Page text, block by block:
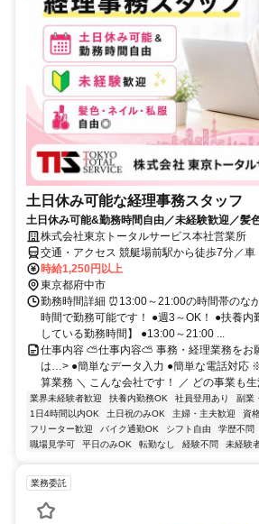
土日休み可能な経理事務スタッフ
土日休み可能&勤務時間自由／未経験歓迎／髪
株式会社東京トータルサービス本社営業所
交通・アクセス 競艇場前駅から徒歩7分／車
能！
時給1,250円以上
東京都府中市
勤務時間詳細 ⏰13:00～21:00の時間帯のな
時間で勤務可能です！ ●週3～OK！ ●扶養内
している勤務時間】 ●13:00～21:00 ...
仕事内容 ⛅仕事内容⛅ 事務・経理業務をお
は…> ●簡単なデータ入力 ●簡単な電話対応
算業務 ＼ こんな会社です！ ／ どの事業も生
業界未経験者歓迎 扶養内勤務OK 社員登用あり
副業
1日4時間以内OK
土日祝のみOK 主婦・主夫歓迎
資
フリーター歓迎
バイク通勤OK シフト自由 学歴不問
職場見学可
平日のみOK 転勤なし 経験不問 未経験
業務委託